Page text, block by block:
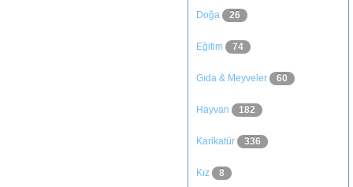
Doğa 26
Eğitim 74
Gıda & Meyveler 60
Hayvan 182
Karikatür 336
Kız 8